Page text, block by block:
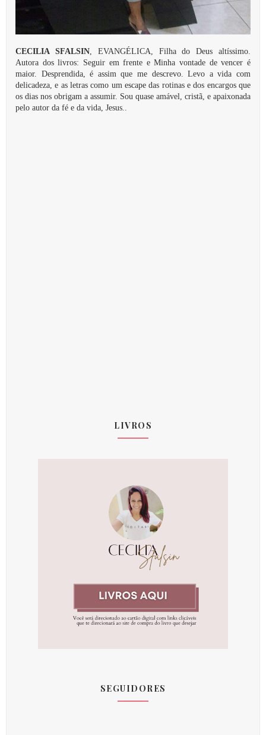
CECILIA SFALSIN, EVANGÉLICA, Filha do Deus altíssimo.
Autora dos livros: Seguir em frente e Minha vontade de vencer é
maior. Desprendida, é assim que me descrevo. Levo a vida com
delicadeza, e as letras como um escape das rotinas e dos encargos que
os dias nos obrigam a assumir. Sou quase amável, cristã, e apaixonada
pelo autor da fé e da vida, Jesus..
LIVROS
SEGUIDORES